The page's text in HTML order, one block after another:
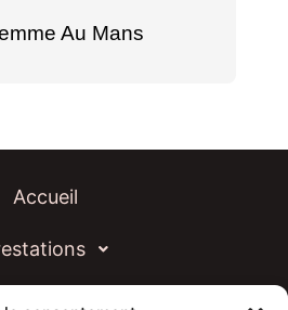
Au Mans
Accueil